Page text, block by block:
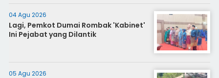
04 Agu 2026
Lagi, Pemkot Dumai Rombak 'Kabinet'
Ini Pejabat yang Dilantik
05 Agu 2026